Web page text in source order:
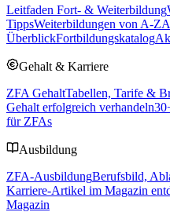
Leitfaden Fort- & Weiterbildung
TippsWeiterbildungen von A-Z
ÜberblickFortbildungskatalog
Gehalt & Karriere
ZFA GehaltTabellen, Tarife &
Gehalt erfolgreich verhandeln30
für ZFAs
Ausbildung
ZFA-AusbildungBerufsbild,
Karriere-Artikel im Magazin
Magazin